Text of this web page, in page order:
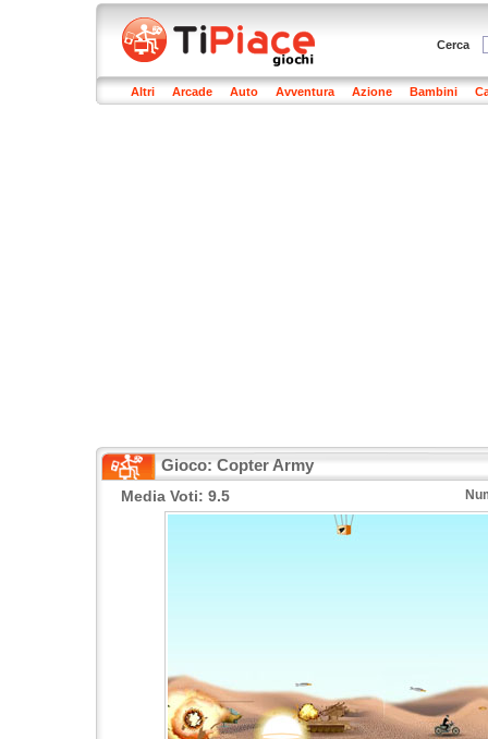
Cerca
Altri Arcade Auto Avventura Azione Bambini
Gioco: Copter Army
Media Voti: 9.5